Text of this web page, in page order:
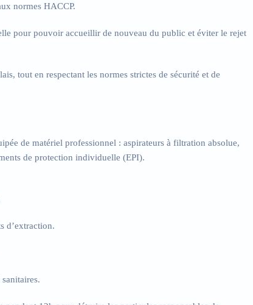
normes HACCP.
pour pouvoir accueillir de nouveau du public et éviter le rejet
, tout en respectant les normes strictes de sécurité et de
de matériel professionnel : aspirateurs à filtration absolue,
de protection individuelle (EPI).
d’extraction.